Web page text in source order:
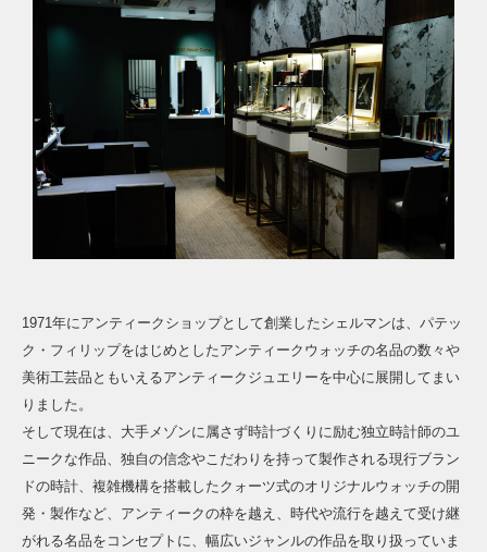
1971年にアンティークショップとして創業したシェルマンは、パテッ
ク・フィリップをはじめとしたアンティークウォッチの名品の数々や
美術工芸品ともいえるアンティークジュエリーを中心に展開してまい
りました。
そして現在は、大手メゾンに属さず時計づくりに励む独立時計師のユ
ニークな作品、独自の信念やこだわりを持って製作される現行ブラン
ドの時計、複雑機構を搭載したクォーツ式のオリジナルウォッチの開
発・製作など、アンティークの枠を越え、時代や流行を越えて受け継
がれる名品をコンセプトに、幅広いジャンルの作品を取り扱っていま